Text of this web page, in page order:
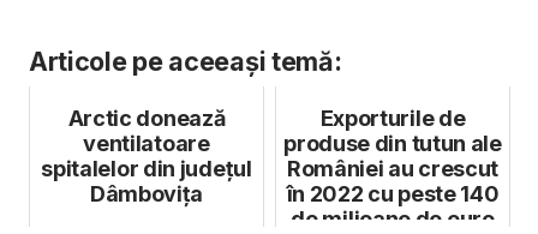
Articole pe aceeași temă:
Arctic donează
ventilatoare
spitalelor din județul
Dâmbovița
Exporturile de
produse din tutun ale
României au crescut
în 2022 cu peste 140
de milioane de euro